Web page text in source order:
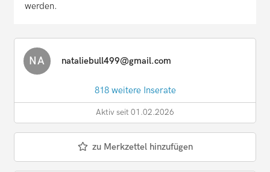
werden.
NA nataliebull499@gmail.com
818 weitere Inserate
Aktiv seit 01.02.2026
zu Merkzettel hinzufügen